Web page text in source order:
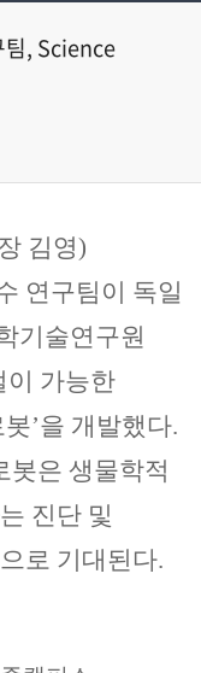
팀, Science
김영)
연구팀이 독일
기술연구원
이 가능한
봇’을 개발했다.
봇은 생물학적
진단 및
로 기대된다.